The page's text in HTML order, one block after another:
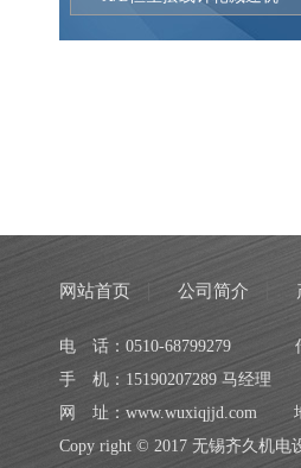
网站首页 公司简介
电 话：0510-68799279
手 机：15190207289 马经理
网 址：www.wuxiqjjd.com
Copy right © 2017 无锡齐久机电